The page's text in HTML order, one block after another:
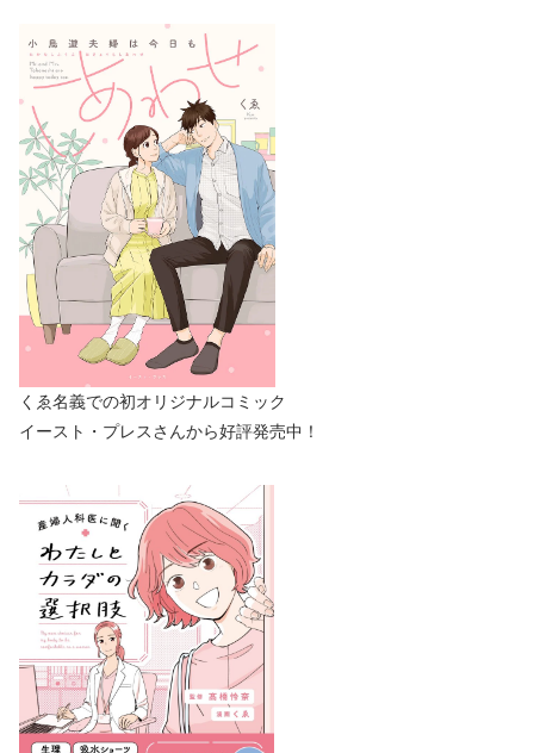
くゑ名義での初オリジナルコミック
イースト・プレスさんから好評発売中！